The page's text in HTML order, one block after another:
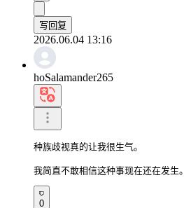
写回复
2026.06.04 13:16
hoSalamander265
种族歧视真的让我很生气。
我简直不敢相信这种事现在还在发生。
0